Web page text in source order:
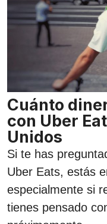
Cuánto
con Uber
Unidos
Si te has
Uber Eats, estás
especialmente si
tienes pensado